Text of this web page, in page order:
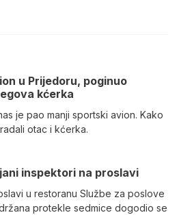
u Prijedoru, poginuo
kćerka
je pao manji sportski avion. Kako
otac i kćerka.
inspektori na proslavi
u restoranu Službe za poslove
protekle sedmice dogodio se